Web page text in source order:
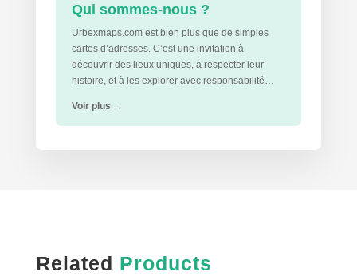
Qui sommes-nous ?
Urbexmaps.com est bien plus que de simples
cartes d’adresses. C’est une invitation à
découvrir des lieux uniques, à respecter leur
histoire, et à les explorer avec responsabilité…
Voir plus →
Related Products